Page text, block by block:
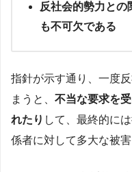
反社会的勢力との
も不可欠である
指針が示す通り、一度
まうと、 不当な要求を
れたり して、最終的に
係者に対して多大な被